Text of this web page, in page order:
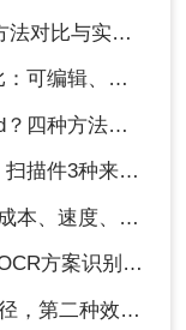
。最后点击开
（附详细表格）
式、避风险！
南（附详细表格）!
分别怎么处理！
、精度对比！
识别率实测！
种效率最高！